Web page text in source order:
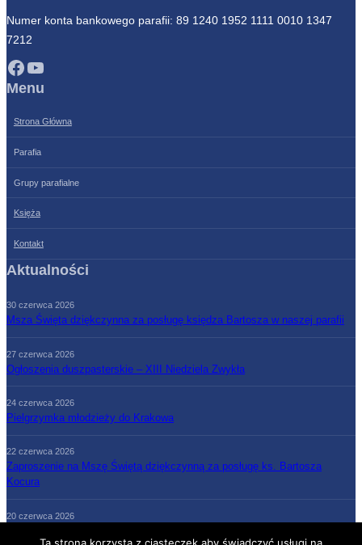
Numer konta bankowego parafii: 89 1240 1952 1111 0010 1347
7212
Facebook YouTube
Menu
Strona Główna
Parafia
Grupy parafialne
Księża
Kontakt
Aktualności
30 czerwca 2026
Msza Święta dziękczynna za posługę księdza Bartosza w naszej parafii
27 czerwca 2026
Ogłoszenia duszpasterskie – XIII Niedziela Zwykła
24 czerwca 2026
Pielgrzymka młodzieży do Krakowa
22 czerwca 2026
Zaproszenie na Mszę Świętą dziękczynną za posługę ks. Bartosza
Kocura
20 czerwca 2026